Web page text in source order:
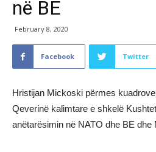
në BE
February 8, 2020
Facebook Twitter
Hristijan Mickoski përmes
Qeverinë kalimtare e shkelë
anëtarësimin në NATO dhe BE